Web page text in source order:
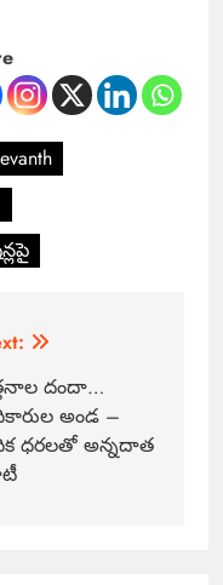
దందా…
అండ –
ధరలతో అన్నదాత